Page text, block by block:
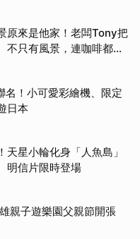
原來是他家！老闆Tony把
只有風景，連咖啡都好
！小可愛彩繪機、限定
日本
天星小輪化身「人魚島」
信片限時登場
親子遊樂園父親節開張